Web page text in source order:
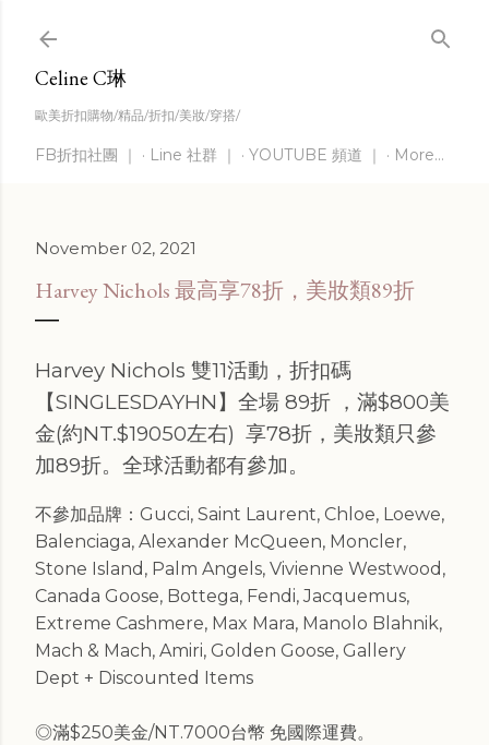
Celine C琳
歐美折扣購物/精品/折扣/美妝/穿搭/
FB折扣社團 ｜ Line 社群 ｜ YOUTUBE 頻道 ｜ More…
November 02, 2021
Harvey Nichols 最高享78折，美妝類89折
Harvey Nichols 雙11活動，折扣碼
【SINGLESDAYHN】全場 89折 ，滿$800美
金(約NT.$19050左右) 享78折，美妝類只參
加89折。全球活動都有參加。
不參加品牌：Gucci, Saint Laurent, Chloe, Loewe,
Balenciaga, Alexander McQueen, Moncler,
Stone Island, Palm Angels, Vivienne Westwood,
Canada Goose, Bottega, Fendi, Jacquemus,
Extreme Cashmere, Max Mara, Manolo Blahnik,
Mach & Mach, Amiri, Golden Goose, Gallery
Dept + Discounted Items
◎滿$250美金/NT.7000台幣 免國際運費。